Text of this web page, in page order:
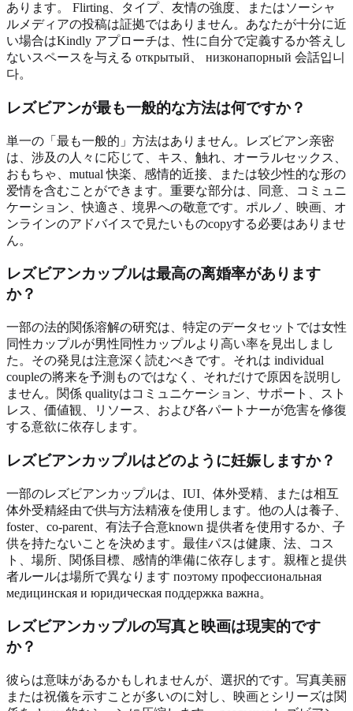
あります。 Flirting、タイプ、友情の強度、またはソーシャ
ルメディアの投稿は証拠ではありません。あなたが十分に近
い場合はKindly アプローチは、性に自分で定義するか答えし
ないスペースを与える открытый、 низконапорный 会話입니
다。
レズビアンが最も一般的な方法は何ですか？
単一の「最も一般的」方法はありません。レズビアン亲密
は、涉及の人々に応じて、キス、触れ、オーラルセックス、
おもちゃ、mutual 快楽、感情的近接、または较少性的な形の
爱情を含むことができます。重要な部分は、同意、コミュニ
ケーション、快適さ、境界への敬意です。ポルノ、映画、オ
ンラインのアドバイスで見たいものcopyする必要はありませ
ん。
レズビアンカップルは最高の离婚率があります
か？
一部の法的関係溶解の研究は、特定のデータセットでは女性
同性カップルが男性同性カップルより高い率を見出しまし
た。その発見は注意深く読むべきです。それは individual
coupleの將来を予測ものではなく、それだけで原因を説明し
ません。関係 qualityはコミュニケーション、サポート、スト
レス、価値観、リソース、および各パートナーが危害を修復
する意欲に依存します。
レズビアンカップルはどのように妊娠しますか？
一部のレズビアンカップルは、IUI、体外受精、または相互
体外受精経由で供与方法精液を使用します。他の人は養子、
foster、co-parent、有法子合意known 提供者を使用するか、子
供を持たないことを決めます。最佳パスは健康、法、コス
ト、場所、関係目標、感情的準備に依存します。親権と提供
者ルールは場所で異なります поэтому профессиональная
медицинская и юридическая поддержка важна。
レズビアンカップルの写真と映画は現実的です
か？
彼らは意味があるかもしれませんが、選択的です。写真美丽
または祝儀を示すことが多いのに対し、映画とシリーズは関